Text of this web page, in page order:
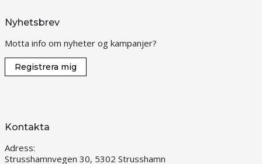
Nyhetsbrev
Motta info om nyheter og kampanjer?
Registrera mig
Kontakta
Adress:
Strusshamnvegen 30, 5302 Strusshamn